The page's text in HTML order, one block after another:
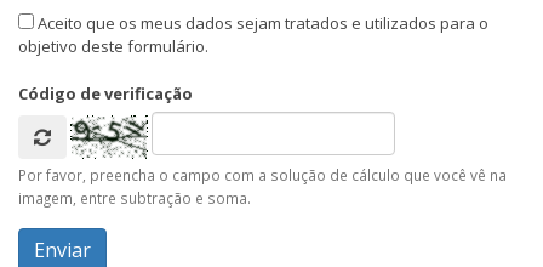
Aceito que os meus dados sejam tratados e utilizados para o
objetivo deste formulário.
Código de verificação
Por favor, preencha o campo com a solução de cálculo que você vê na
imagem, entre subtração e soma.